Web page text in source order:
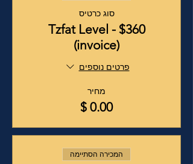
סוג כרטיס
Tzfat Level - $360
(invoice)
פרטים נוספים
מחיר
המכירה הסתיימה